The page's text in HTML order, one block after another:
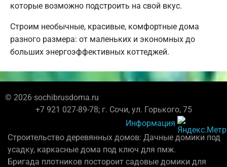
которые возможно подстроить на свой вкус.
Строим необычные, красивые, комфортные дома
разного размера: от маленьких и экономных до
больших энергоэффективных коттеджей.
© 2026 sochibrusdoma.ru
+7 921 027-89-78; г. Сочи, ул. Горького, 75
Информация
Строительство деревянных домов: Дачные домики под
усадку, каркасные дома под ключ для пмж.
Бригада плотников постороит садовые домики для